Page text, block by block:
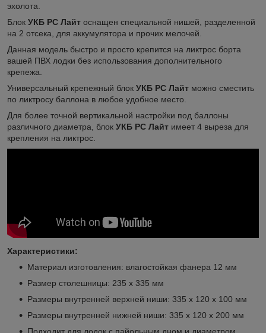
эхолота.
Блок УКБ РС Лайт оснащен специальной нишей, разделенной
на 2 отсека, для аккумулятора и прочих мелочей.
Данная модель быстро и просто крепится на ликтрос борта
вашей ПВХ лодки без использования дополнительного
крепежа.
Универсальный крепежный блок УКБ РС Лайт можно сместить
по ликтросу баллона в любое удобное место.
Для более точной вертикальной настройки под баллоны
различного диаметра, блок УКБ РС Лайт имеет 4 выреза для
крепления на ликтрос.
Характеристики:
Материал изготовления: влагостойкая фанера 12 мм
Размер столешницы: 235 х 335 мм
Размеры внутренней верхней ниши: 335 х 120 х 100 мм
Размеры внутренней нижней ниши: 335 х 120 х 200 мм
Подходит для лодок с пайольным дном и диаметром